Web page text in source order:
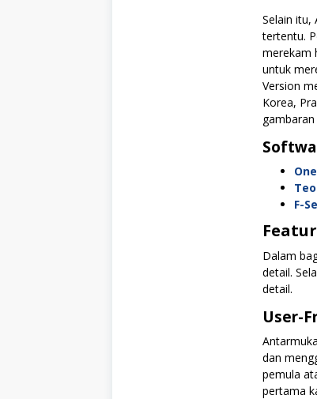
Selain itu,
tertentu.
merekam
untuk
Version
Korea,
F-
Dalam
detail.
detail.
User-
dan
pemula
pertama